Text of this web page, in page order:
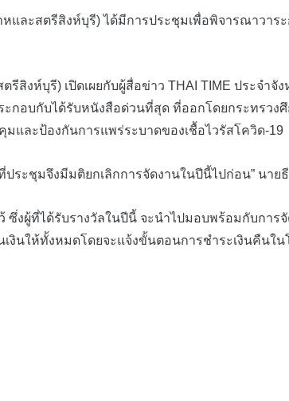
สตรีสิงห์บุรี) ได้มีการประชุมเพื่อพิจารณาวาระ
ห์บุรี) เปิดเผยกับผู้สื่อข่าว THAI TIME ประจำจั
กอบกับได้รับหนังสือด่วนที่สุด ที่ออกโดยกระทรวง
และป้องกันการแพร่ระบาดของเชื้อไวรัสโควิด-19
ชุมจึงมีมติยกเลิกการจัดงานในปีนี้ไปก่อน” นายธี
ที่ได้รับรางวัลในปีนี้ จะนำไปมอบพร้อมกับการ
งินให้ทั้งหมดโดยจะแจ้งขั้นตอนการชำระเงินคืนใน